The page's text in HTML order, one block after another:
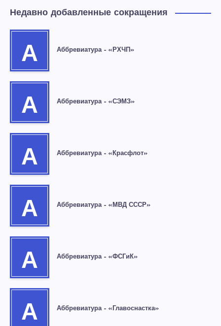
Недавно добавленные сокращения
А Аббревиатура – «РХЧП»
А Аббревиатура – «СЭМЗ»
А Аббревиатура – «Красфлот»
А Аббревиатура – «МВД СССР»
А Аббревиатура – «ФСГиК»
А Аббревиатура – «Главоснастка»